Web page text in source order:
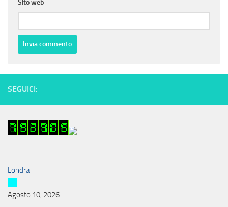
Sito web
SEGUICI:
Londra
Agosto 10, 2026